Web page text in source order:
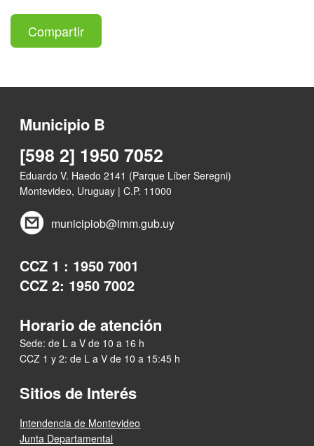
Compartir
Municipio B
[598 2] 1950 7052
Eduardo V. Haedo 2141 (Parque Líber Seregni)
Montevideo, Uruguay | C.P. 11000
municipiob@imm.gub.uy
CCZ 1 : 1950 7001
CCZ 2: 1950 7002
Horario de atención
Sede: de L a V de 10 a 16 h
CCZ 1 y 2: de L a V de 10 a 15:45 h
Sitios de Interés
Intendencia de Montevideo
Junta Departamental